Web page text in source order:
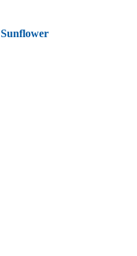
Sunflower